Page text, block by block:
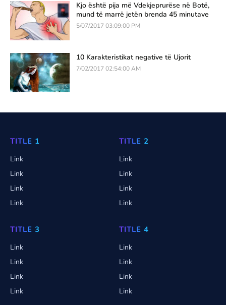
Kjo është pija më Vdekjeprurëse në Botë,
mund të marrë jetën brenda 45 minutave
5/07/2017 03:09:00 PM
10 Karakteristikat negative të Ujorit
7/02/2017 02:54:00 AM
TITLE 1
Link
Link
Link
Link
TITLE 2
Link
Link
Link
Link
TITLE 3
Link
Link
Link
Link
TITLE 4
Link
Link
Link
Link